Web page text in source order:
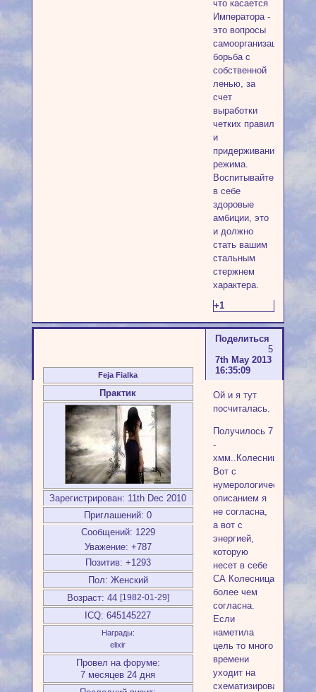
что касается
Императора -
это вопросы
самоорганизации,
борьба с
собственной
ленью, за
счет
выработки
четких правил
и
придерживания
режима.
Воспитывайте
в себе
здоровые
амбиции, это
и должно
стать вашим
стальным
стержнем
характера.
+1
Поделиться
5
7th May 2013
16:35:09
Feja Fialka
Практик
Зарегистрирован: 11th Dec 2010
Приглашений: 0
Сообщений: 1229
Уважение: +787
Позитив: +1293
Пол: Женский
Возраст: 44 [1982-01-29]
ICQ: 645145227
Награды:
elixir
Провел на форуме:
7 месяцев 24 дня
Ой и я тут
посчиталась.
Получилось 7
-
хмм..Колесница.
Вот с
нумерологическим
описанием я
не согласна,
а вот с
энергией,
которую
несет в себе
СА Колесница
более чем
согласна.
Если
наметила
цель то много
времени
уходит на
схематизирование